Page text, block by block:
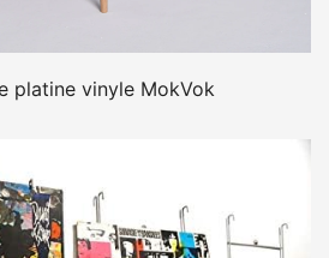
platine vinyle MokVok